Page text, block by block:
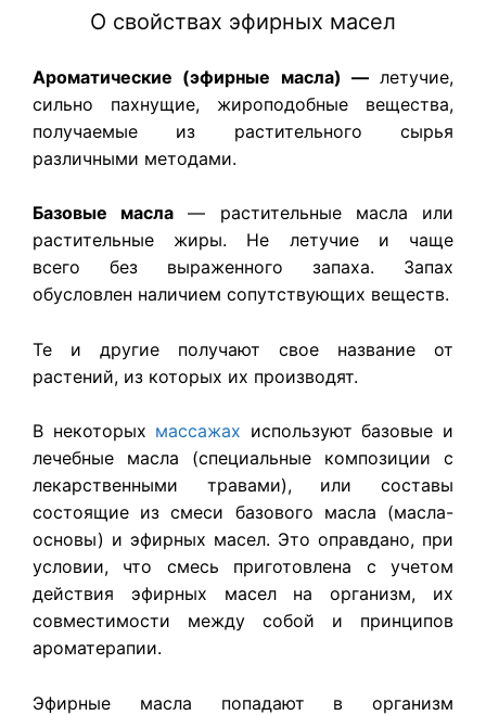
О свойствах эфирных масел
Ароматические (эфирные масла) —летучие,
сильно пахнущие, жироподобные вещества,
получаемые из растительного сырья
различными методами.
Базовые масла — растительные масла или
растительные жиры. Не летучие и чаще
всего без выраженного запаха. Запах
обусловлен наличием сопутствующих веществ.
Те и другие получают свое название от
растений, из которых их производят.
В некоторых массажах используют базовые и
лечебные масла (специальные композиции с
лекарственными травами), или составы
состоящие из смеси базового масла (масла-
основы) и эфирных масел. Это оправдано, при
условии, что смесь приготовлена с учетом
действия эфирных масел на организм, их
совместимости между собой и принципов
ароматерапии.
Эфирные масла попадают в организм